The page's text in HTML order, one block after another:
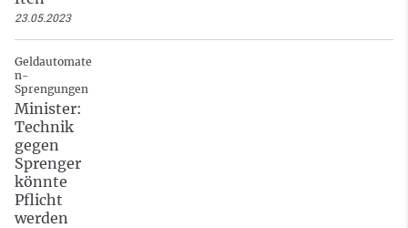
23.05.2023
Geldautomate
n-
Sprengungen
Minister:
Technik
gegen
Sprenger
könnte
Pflicht
werden